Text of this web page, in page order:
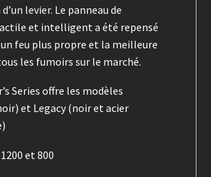
levier. Le panneau de
et intelligent a été repensé
feu plus propre et la meilleure
les fumoirs sur le marché.
Series offre les modèles
et Legacy (noir et acier
1200 et 800